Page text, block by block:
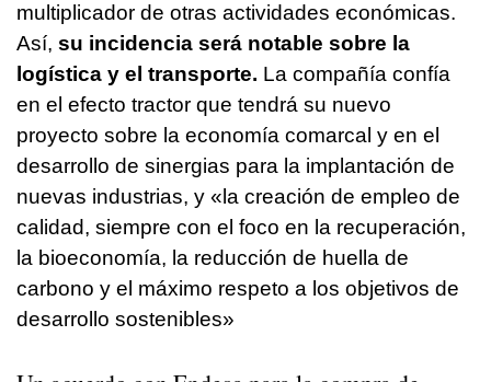
multiplicador de otras actividades económicas.
Así, su incidencia será notable sobre la
logística y el transporte. La compañía confía
en el efecto tractor que tendrá su nuevo
proyecto sobre la economía comarcal y en el
desarrollo de sinergias para la implantación de
nuevas industrias, y «la creación de empleo de
calidad, siempre con el foco en la recuperación,
la bioeconomía, la reducción de huella de
carbono y el máximo respeto a los objetivos de
desarrollo sostenibles»